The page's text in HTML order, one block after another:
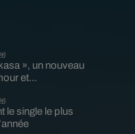
», un nouveau
et...
le single le plus